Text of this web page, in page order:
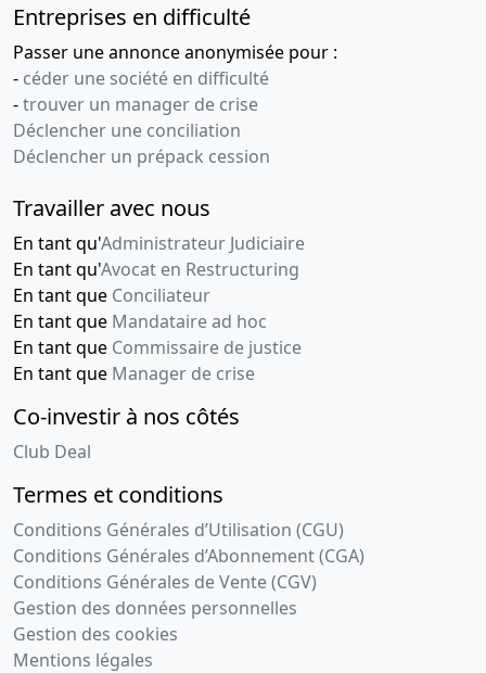
Entreprises en difficulté
Passer une annonce anonymisée pour :
- céder une société en difficulté
-trouver un manager de crise
Déclencher une conciliation
Déclencher un prépack cession
Travailler avec nous
En tant qu'Administrateur Judiciaire
En tant qu'Avocat en Restructuring
En tant que Conciliateur
En tant que Mandataire ad hoc
En tant que Commissaire de justice
En tant que Manager de crise
Co-investir à nos côtés
Club Deal
Termes et conditions
Conditions Générales d’Utilisation (CGU)
Conditions Générales d’Abonnement (CGA)
Conditions Générales de Vente (CGV)
Gestion des données personnelles
Gestion des cookies
Mentions légales